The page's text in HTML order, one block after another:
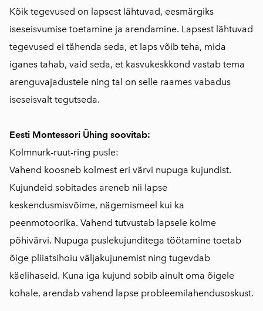
Kõik tegevused on lapsest lähtuvad, eesmärgiks
iseseisvumise toetamine ja arendamine. Lapsest lähtuvad
tegevused ei tähenda seda, et laps võib teha, mida
iganes tahab, vaid seda, et kasvukeskkond vastab tema
arenguvajadustele ning tal on selle raames vabadus
iseseisvalt tegutseda.
Eesti Montessori Ühing soovitab:
Kolmnurk-ruut-ring pusle:
Vahend koosneb kolmest eri värvi nupuga kujundist.
Kujundeid sobitades areneb nii lapse
keskendusmisvõime, nägemismeel kui ka
peenmotoorika. Vahend tutvustab lapsele kolme
põhivärvi. Nupuga puslekujunditega töötamine toetab
õige pliiatsihoiu väljakujunemist ning tugevdab
käelihaseid. Kuna iga kujund sobib ainult oma õigele
kohale, arendab vahend lapse probleemilahendusoskust.